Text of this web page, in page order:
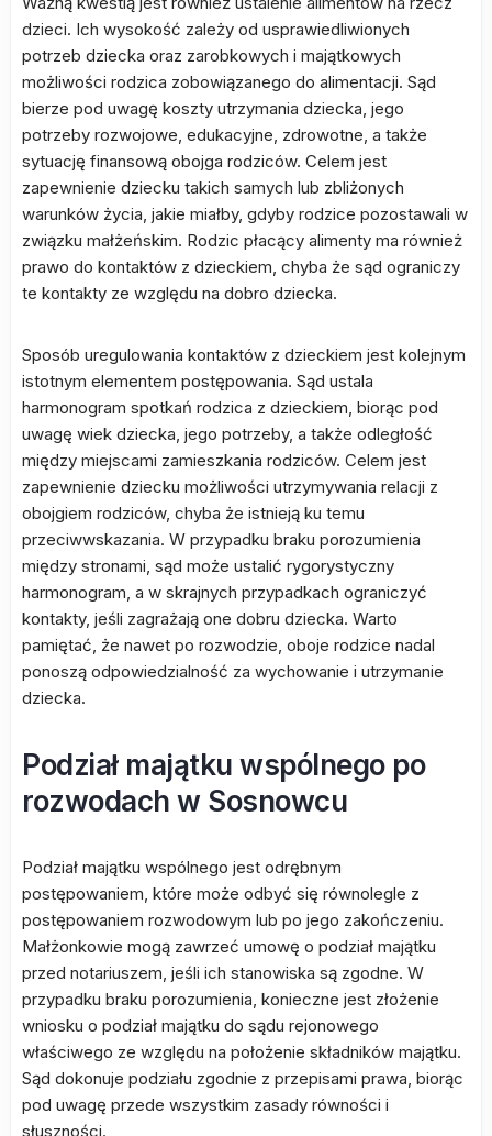
dzieci. Ich wysokość zależy od usprawiedliwionych
potrzeb dziecka oraz zarobkowych i majątkowych
możliwości rodzica zobowiązanego do alimentacji. Sąd
bierze pod uwagę koszty utrzymania dziecka, jego
potrzeby rozwojowe, edukacyjne, zdrowotne, a także
sytuację finansową obojga rodziców. Celem jest
zapewnienie dziecku takich samych lub zbliżonych
warunków życia, jakie miałby, gdyby rodzice pozostawali w
związku małżeńskim. Rodzic płacący alimenty ma również
prawo do kontaktów z dzieckiem, chyba że sąd ograniczy
te kontakty ze względu na dobro dziecka.
Sposób uregulowania kontaktów z dzieckiem jest kolejnym
istotnym elementem postępowania. Sąd ustala
harmonogram spotkań rodzica z dzieckiem, biorąc pod
uwagę wiek dziecka, jego potrzeby, a także odległość
między miejscami zamieszkania rodziców. Celem jest
zapewnienie dziecku możliwości utrzymywania relacji z
obojgiem rodziców, chyba że istnieją ku temu
przeciwwskazania. W przypadku braku porozumienia
między stronami, sąd może ustalić rygorystyczny
harmonogram, a w skrajnych przypadkach ograniczyć
kontakty, jeśli zagrażają one dobru dziecka. Warto
pamiętać, że nawet po rozwodzie, oboje rodzice nadal
ponoszą odpowiedzialność za wychowanie i utrzymanie
dziecka.
Podział majątku wspólnego po
rozwodach w Sosnowcu
Podział majątku wspólnego jest odrębnym
postępowaniem, które może odbyć się równolegle z
postępowaniem rozwodowym lub po jego zakończeniu.
Małżonkowie mogą zawrzeć umowę o podział majątku
przed notariuszem, jeśli ich stanowiska są zgodne. W
przypadku braku porozumienia, konieczne jest złożenie
wniosku o podział majątku do sądu rejonowego
właściwego ze względu na położenie składników majątku.
Sąd dokonuje podziału zgodnie z przepisami prawa, biorąc
pod uwagę przede wszystkim zasady równości i
słuszności.